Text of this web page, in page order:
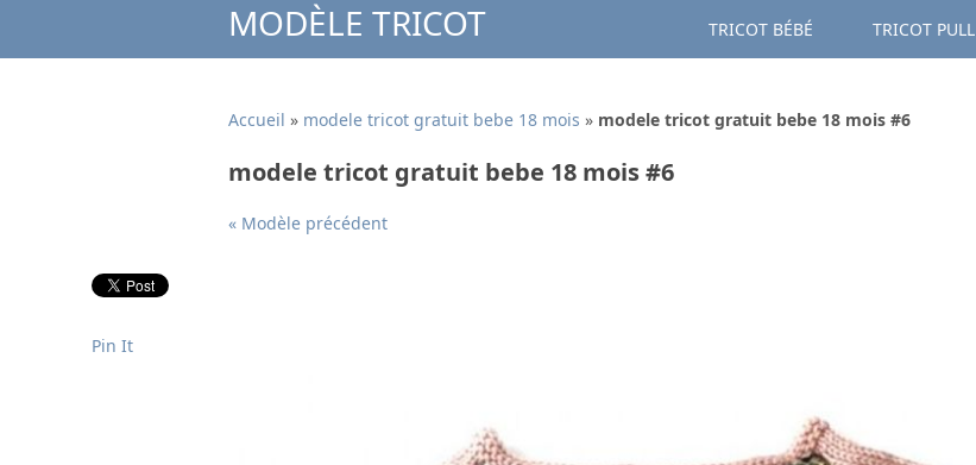
MODÈLE TRICOT TRICOT BÉBÉ TRICOT PULL
Accueil » modele tricot gratuit bebe 18 mois » modele tricot gratuit bebe 18 mois #6
modele tricot gratuit bebe 18 mois #6
« Modèle précédent
Pin It